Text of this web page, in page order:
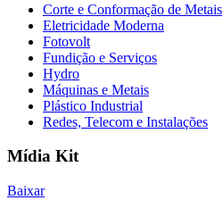
Corte e Conformação de Metais
Eletricidade Moderna
Fotovolt
Fundição e Serviços
Hydro
Máquinas e Metais
Plástico Industrial
Redes, Telecom e Instalações
Mídia Kit
Baixar